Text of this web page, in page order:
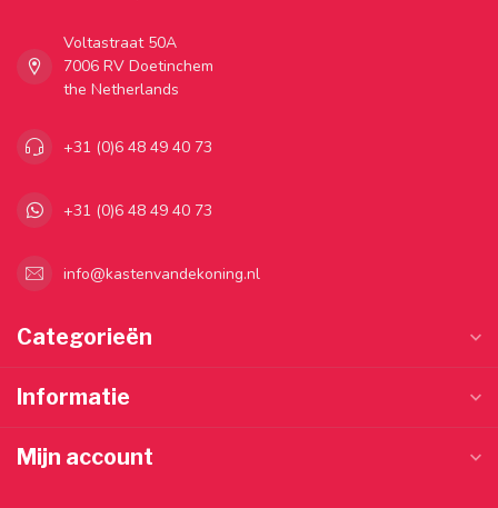
Voltastraat 50A
7006 RV Doetinchem
the Netherlands
+31 (0)6 48 49 40 73
+31 (0)6 48 49 40 73
info@kastenvandekoning.nl
Categorieën
Informatie
Mijn account